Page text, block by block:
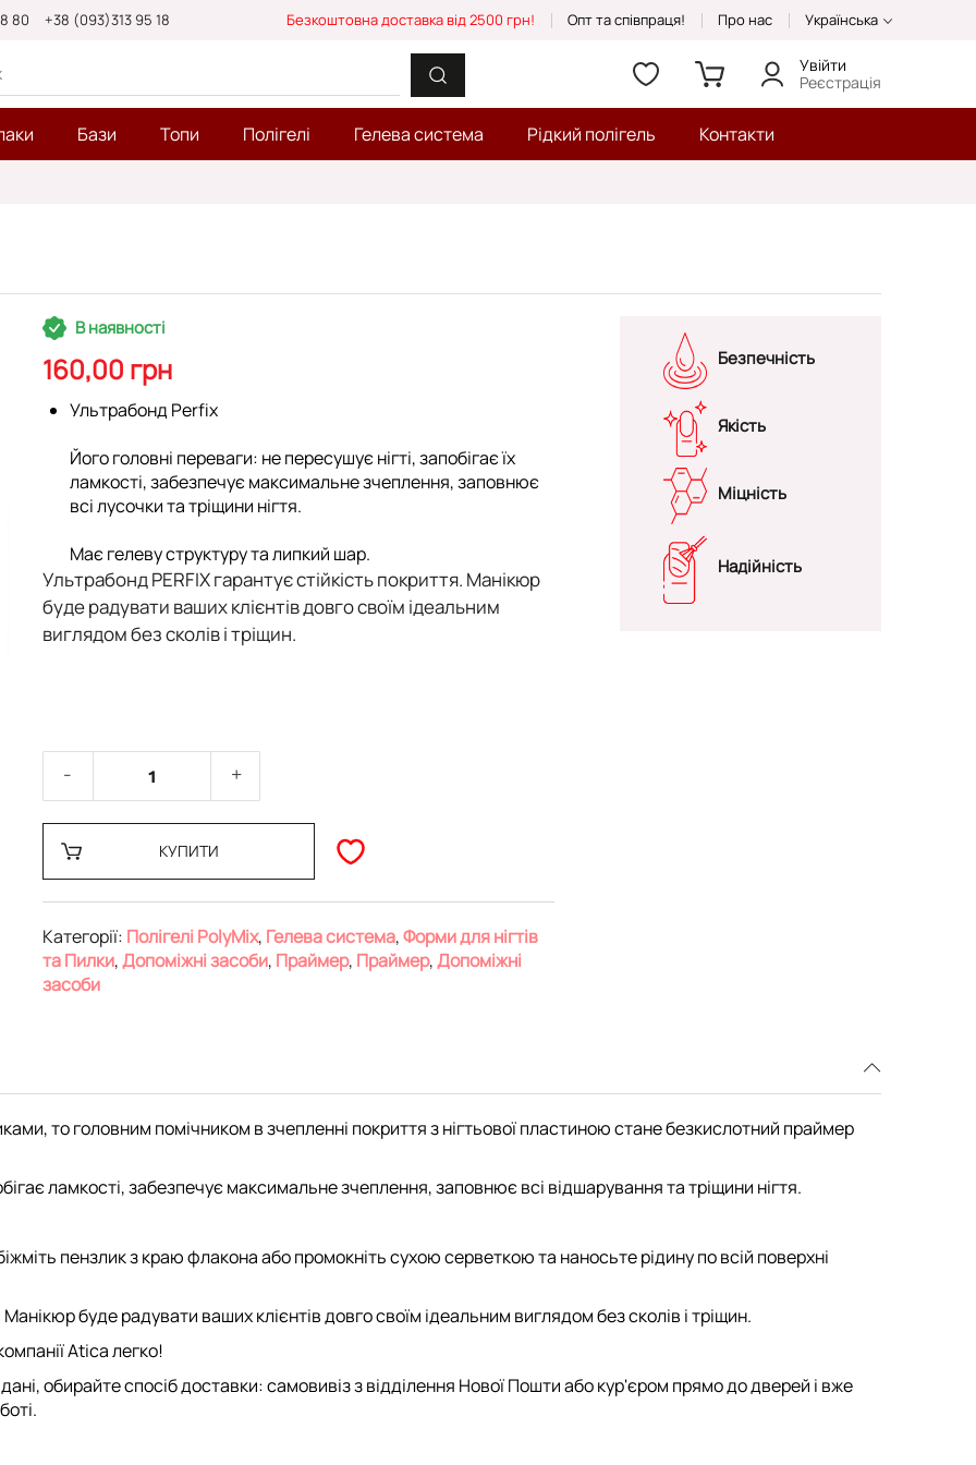
80 +38 (093)313 95 18 Безкоштовна доставка від 2500 грн! Опт та співпраця! Про нас Українська
Увійти
Реєстрація
Бази Топи Полігелі Гелева система Рідкий полігель Контакти
В наявності
160,00 грн
Ультрабонд Perfix
Його головні переваги: ​​не пересушує нігті, запобігає їх
ламкості, забезпечує максимальне зчеплення, заповнює
всі лусочки та тріщини нігтя.
Має гелеву структуру та липкий шар.
Ультрабонд PERFIX гарантує стійкість покриття. Манікюр
буде радувати ваших клієнтів довго своїм ідеальним
виглядом без сколів і тріщин.
КУПИТИ
Категорії: Полігелі PolyMix, Гелева система,Форми для нігтів
та Пилки,Допоміжні засоби, Праймер, Праймер,Допоміжні
засоби
Безпечність
Якість
Міцність
Надійність
то головним помічником в зчепленні покриття з нігтьової пластиною стане безкислотний праймер
ламкості, забезпечує максимальне зчеплення, заповнює всі відшарування та тріщини нігтя.
пензлик з краю флакона або промокніть сухою серветкою та наносьте рідину по всій поверхні
буде радувати ваших клієнтів довго своїм ідеальним виглядом без сколів і тріщин.
Atica легко!
обирайте спосіб доставки: самовивіз з відділення Нової Пошти або кур'єром прямо до дверей і вже